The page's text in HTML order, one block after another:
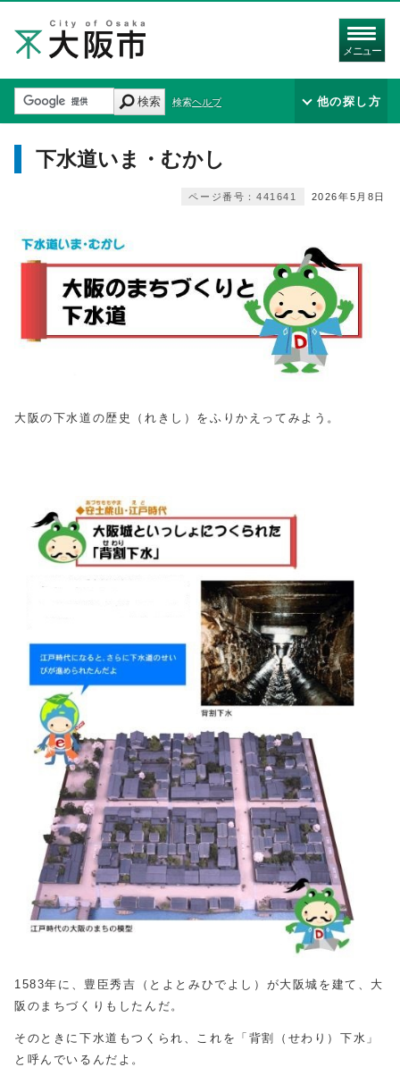
メニュー
検索 検索ヘルプ 他の探し方
下水道いま・むかし
2026年5月8日
ページ番号：441641
大阪の下水道の歴史（れきし）をふりかえってみよう。
1583年に、豊臣秀吉（とよとみひでよし）が大阪城を建て、大
阪のまちづくりもしたんだ。
そのときに下水道もつくられ、これを「背割（せわり）下水」
と呼んでいるんだよ。